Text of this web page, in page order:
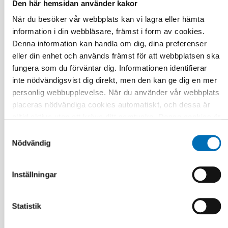
Den här hemsidan använder kakor
När du besöker vår webbplats kan vi lagra eller hämta
information i din webbläsare, främst i form av cookies.
Denna information kan handla om dig, dina preferenser
eller din enhet och används främst för att webbplatsen ska
fungera som du förväntar dig. Informationen identifierar
inte nödvändigsvist dig direkt, men den kan ge dig en mer
personlig webbupplevelse. När du använder vår webbplats
placeras nödvändiga cookies automatiskt, och dessa är
dess funktioner. Vi respekterar din integritet, och du kan
välja vilka ytterligare cookies (statistiska, preferens,
marknadsföring och oklassificerade) du vill acceptera.
Klicka på de olika kategorirubrikerna för att ta reda på mer
blockering av cookies kan påverka din upplevelse av
webbplatsen och de tjänster vi erbjuder. Om du har besökt
Nödvändig
Inställningar
Statistik
FOLKHÄLSA
21 jan 2021
First call for abstracts: Nordic Alcohol and
Drug Researchers’ Assembly 2021